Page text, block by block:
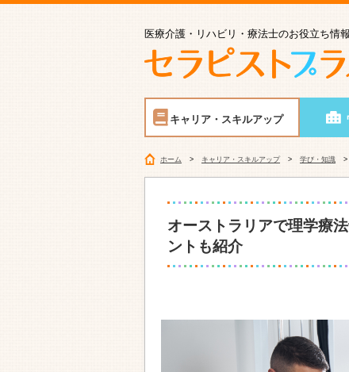
医療介護・リハビリ・療法士のお役立ち情報
キャリア・スキルアップ
ホーム キャリア・スキルアップ 学び・知識
オーストラリアで理学療
ントも紹介